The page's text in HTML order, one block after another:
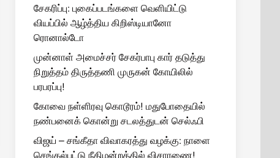
சேகரிப்பு: புகைப்படங்களை வெளியிட்டு
வியப்பில் ஆழ்த்திய கிறிஸ்டியானோ
ரொனால்டோ
முன்னாள் அமைச்சர் சேகர்பாபு கார் தடுத்து
நிறுத்தம் திருத்தணி முருகன் கோயிலில்
பரபரப்பு!
கோவை நள்ளிரவு கொடூரம்! மதுபோதையில்
நண்பனைக் கொன்று சடலத்துடன் செல்ஃபி
விஜய் – சங்கீதா விவாகரத்து வழக்கு: நாளை
செங்கல்பட்டு நீதிமன்றத்தில் விசாரணை!